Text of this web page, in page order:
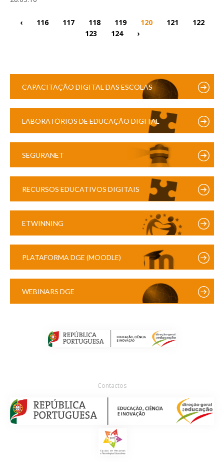
‹ 116 117 118 119 120 121
122
123
124 ›
CAPACITAÇÃO DIGITAL DAS ESCOLAS
LABORATÓRIOS DE EDUCAÇÃO DIGITAL
SEGURANET
RECURSOS EDUCATIVOS DIGITAIS
ETWINNING
PLATAFORMA DGE (MOODLE)
WEBINARS DGE
Contactos